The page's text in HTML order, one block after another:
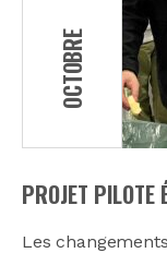
OCTOBRE
PROJET PILOTE
Les